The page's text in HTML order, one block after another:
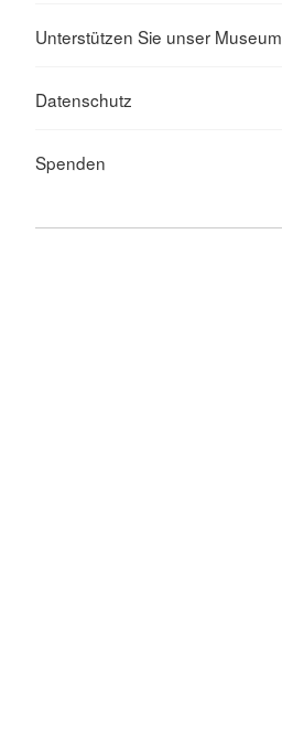
Unterstützen Sie unser Museum
Datenschutz
Spenden